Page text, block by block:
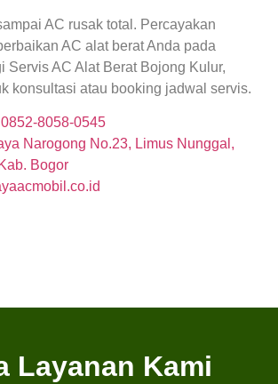
AC rusak total. Percayakan
AC alat berat Anda pada
Servis AC Alat Berat Bojong Kulur,
konsultasi atau booking jadwal servis.
0852-8058-0545
Narogong No.23, Limus Nunggal,
Bogor
Layanan Kami